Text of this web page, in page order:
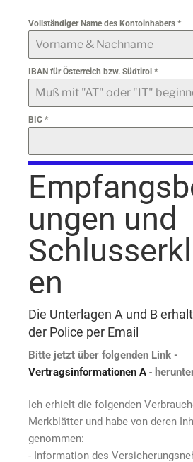
Vollständiger Name des Kontoinhabers *
IBAN für Österreich bzw. Südtirol *
BIC *
ungen und
en
Die Unterlagen A und B
der Police per Email
Bitte jetzt über folgenden Link -
Vertragsinformationen A -
Ich erhielt die folgenden
Merkblätter und habe von deren
genommen:
- Information des